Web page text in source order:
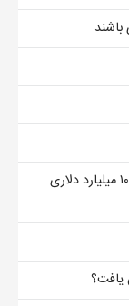
پل تجارت بر فراز مرزها؛ ایران و پاکستان به افق ۱۰ میلیارد دلاری